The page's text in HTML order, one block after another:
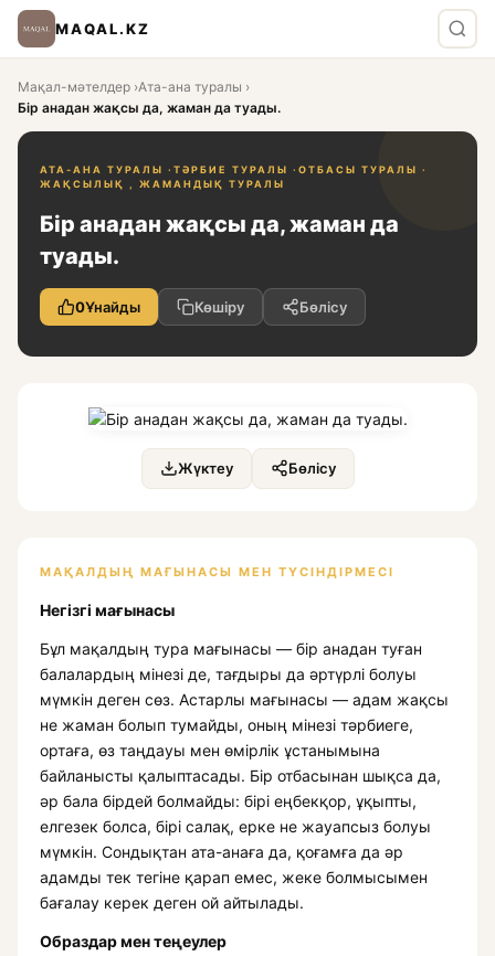
MAQAL.KZ
Мақал-мәтелдер ›Ата-ана туралы ›
Бір анадан жақсы да, жаман да туады.
АТА-АНА ТУРАЛЫ · ТӘРБИЕ ТУРАЛЫ · ОТБАСЫ ТУРАЛЫ ·
ЖАҚСЫЛЫҚ , ЖАМАНДЫҚ ТУРАЛЫ
Бір анадан жақсы да, жаман да
туады.
0Ұнайды Көшіру Бөлісу
Жүктеу Бөлісу
МАҚАЛДЫҢ МАҒЫНАСЫ МЕН ТҮСІНДІРМЕСІ
Негізгі мағынасы
Бұл мақалдың тура мағынасы — бір анадан туған
балалардың мінезі де, тағдыры да әртүрлі болуы
мүмкін деген сөз. Астарлы мағынасы — адам жақсы
не жаман болып тумайды, оның мінезі тәрбиеге,
ортаға, өз таңдауы мен өмірлік ұстанымына
байланысты қалыптасады. Бір отбасынан шықса да,
әр бала бірдей болмайды: бірі еңбекқор, ұқыпты,
елгезек болса, бірі салақ, ерке не жауапсыз болуы
мүмкін. Сондықтан ата-анаға да, қоғамға да әр
адамды тек тегіне қарап емес, жеке болмысымен
бағалау керек деген ой айтылады.
Образдар мен теңеулер